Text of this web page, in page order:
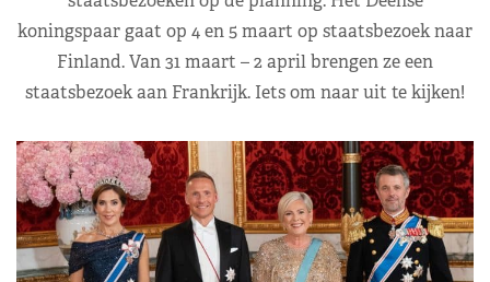
koningspaar gaat op 4 en 5 maart op staatsbezoek naar
Finland. Van 31 maart – 2 april brengen ze een
staatsbezoek aan Frankrijk. Iets om naar uit te kijken!